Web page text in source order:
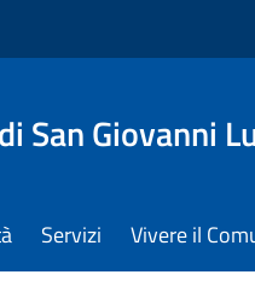
San Giovanni
Servizi Vivere il